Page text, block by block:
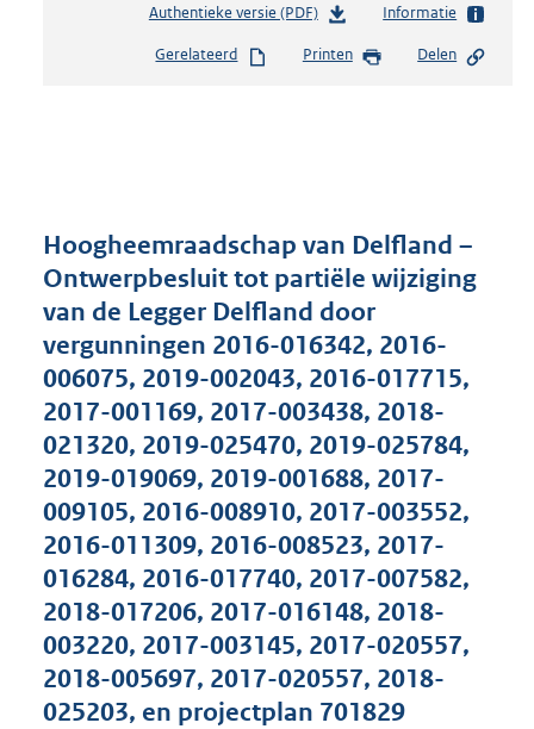
Authentieke versie (PDF)b
s
r
o
t
t
:
2
7
K
b
Informatie
Gerelateerd Printen Delen
Hoogheemraadschap van Delfland –
Ontwerpbesluit tot partiële wijziging
van de Legger Delfland door
vergunningen 2016-016342, 2016-
006075, 2019-002043, 2016-017715,
2017-001169, 2017-003438, 2018-
021320, 2019-025470, 2019-025784,
2019-019069, 2019-001688, 2017-
009105, 2016-008910, 2017-003552,
2016-011309, 2016-008523, 2017-
016284, 2016-017740, 2017-007582,
2018-017206, 2017-016148, 2018-
003220, 2017-003145, 2017-020557,
2018-005697, 2017-020557, 2018-
025203, en projectplan 701829